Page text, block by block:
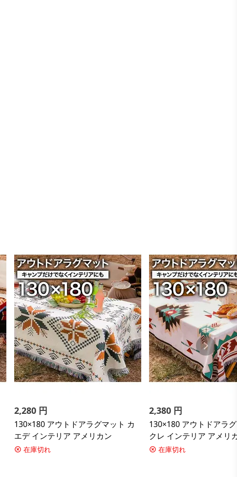
2,280 円
130×180 アウトドアラグマット カ
エデ インテリア アメリカン
在庫切れ
2,380 円
130×180 アウトドアラ
クレ インテリア アメリ
在庫切れ